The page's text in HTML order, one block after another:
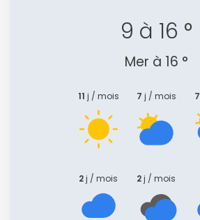
9 à 16 °
Mer à 16 °
11 j / mois 7 j / mois 7
2j / mois 2j / mois